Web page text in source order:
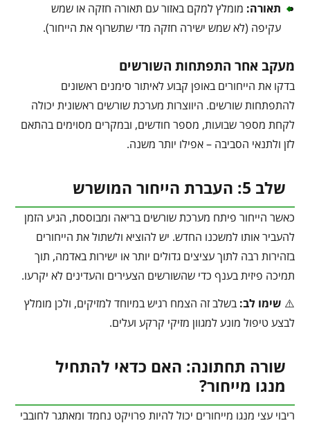
תאורה: מומלץ למקם באזור עם תאורה חזקה או שמש
עקיפה (לא שמש ישירה חזקה מדי שתשרוף את הייחור).
מעקב אחר התפתחות השורשים
בדקו את הייחורים באופן קבוע לאיתור סימנים ראשונים
להתפתחות שורשים. היווצרות מערכת שורשים ראשונית יכולה
לקחת מספר שבועות, מספר חודשים, ובמקרים מסוימים בהתאם
לזן ולתנאי הסביבה – אפילו יותר משנה.
שלב 5: העברת הייחור המושרש
כאשר הייחור פיתח מערכת שורשים בריאה ומבוססת, הגיע הזמן
להעביר אותו למשכנו החדש. יש להוציא ולשתול את הייחורים
בזהירות רבה לתוך עציצים גדולים יותר או ישירות באדמה, תוך
תמיכה פיזית בענף כדי שהשורשים הצעירים והעדינים לא יקרעו.
⚠️ שימו לב: בשלב זה הצמח רגיש במיוחד למזיקים, ולכן מומלץ
לבצע טיפול מונע למגוון מזיקי קרקע ועלים.
שורה תחתונה: האם כדאי להתחיל
מנגו מייחור?
ריבוי עצי מנגו מייחורים יכול להיות פרויקט נחמד ומאתגר לחובבי